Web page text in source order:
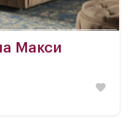
Макси